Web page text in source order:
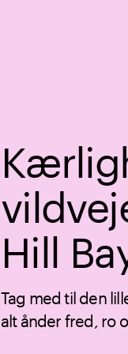
Hill
Tag med til den
alt ånder fred, ro